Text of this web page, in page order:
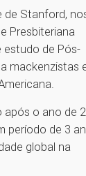
de Stanford,
Presbiteriana
estudo de Pós-
mackenzistas
o ano de
período de 3
global na